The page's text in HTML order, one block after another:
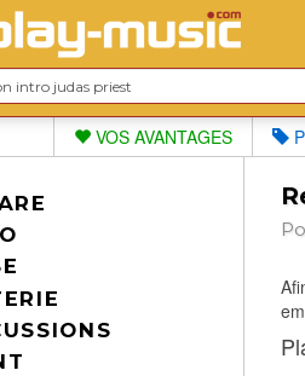
VOS AVANTAGES